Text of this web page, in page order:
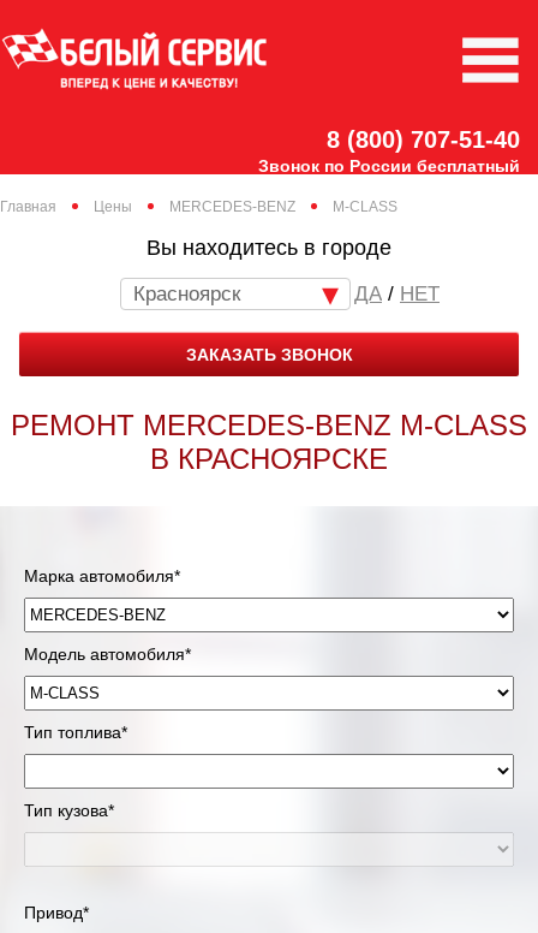
8 (800) 707-51-40
Звонок по России бесплатный
Главная Цены MERCEDES-BENZ M-CLASS
Вы находитесь в городе
Красноярск / НЕТ
ЗАКАЗАТЬ ЗВОНОК
РЕМОНТ MERCEDES-BENZ M-CLASS
В КРАСНОЯРСКЕ
Марка автомобиля*
Модель автомобиля*
Тип топлива*
Тип кузова*
Привод*